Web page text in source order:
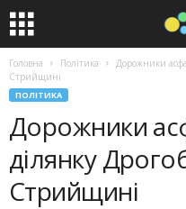
Головна Політика
Дорожники
Стрийщині
ПОЛІТИКА
Дорожники
ділянку
Стрийщині